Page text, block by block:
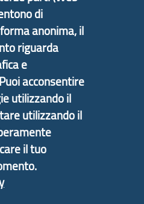
si è sviluppato a
Aree Interne
per lo Sviluppo
rilancio socio-economico
particolare fornisce
sullaStrategia
con Regione
di Genova |
di
anonima, il
riguarda
e
acconsentire
utilizzando il
utilizzando il
il tuo